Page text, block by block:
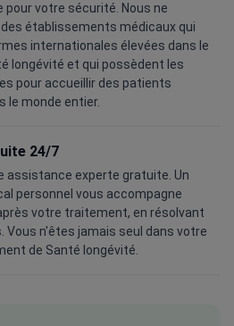
pour votre sécurité. Nous ne
établissements médicaux qui
internationales élevées dans le
longévité et qui possèdent les
pour accueillir des patients
le monde entier.
24/7
assistance experte gratuite. Un
personnel vous accompagne
votre traitement, en résolvant
Vous n'êtes jamais seul dans votre
de Santé longévité.